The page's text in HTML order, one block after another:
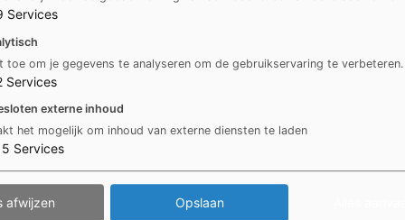
profiel van de provincie” brengt de recente
geven tendensen aan binnen verschillende
& indicatoren van economische activiteit.
Services
toe om je gegevens te analyseren om de gebruikservaring te verbeteren.
Services
externe inhoud
het mogelijk om inhoud van externe diensten te laden
Services
afwijzen Opslaan